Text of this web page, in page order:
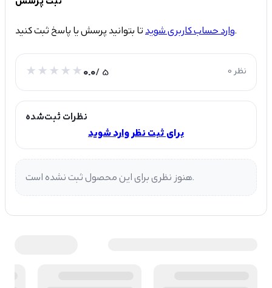
وارد حساب کاربری شویدتا بتوانید پرسش یا پاسخ ثبت کنید.
0.0/ 5 0 نظر
نظرات ثبت‌شده
برای ثبت نظر وارد شوید
هنوز نظری برای این محصول ثبت نشده است.